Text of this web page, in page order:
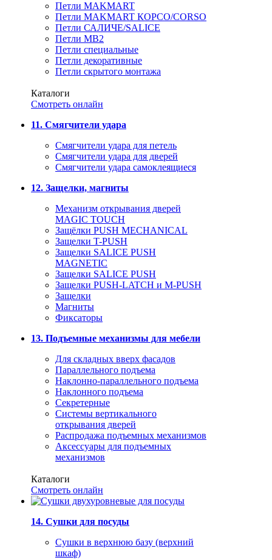
Петли MAKMART
Петли MAKMART КОРСО/CORSO
Петли САЛИЧЕ/SALICE
Петли MB2
Петли специальные
Петли декоративные
Петли скрытого монтажа
Каталоги
Смотреть онлайн
11. Смягчители удара
Смягчители удара для петель
Смягчители удара для дверей
Cмягчители удара самоклеящиеся
12. Защелки, магниты
Механизм открывания дверей
MAGIC TOUCH
Защёлки PUSH MECHANICAL
Защелки T-PUSH
Защелки SALICE PUSH
MAGNETIC
Защелки SALICE PUSH
Защелки PUSH-LATCH и M-PUSH
Защелки
Магниты
Фиксаторы
13. Подъемные механизмы для мебели
Для складных вверх фасадов
Параллельного подъема
Наклонно-параллельного подъема
Наклонного подъема
Секретерные
Системы вертикального
открывания дверей
Распродажа подъемных механизмов
Аксессуары для подъемных
механизмов
Каталоги
Смотреть онлайн
14. Сушки для посуды
Сушки в верхнюю базу (верхний
шкаф)